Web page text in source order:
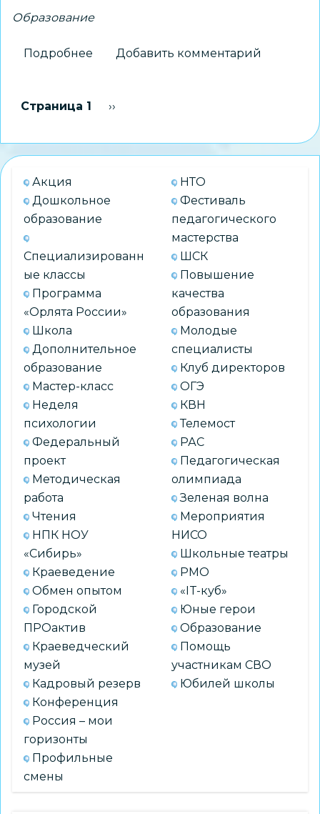
Образование
Подробнее
ребенку
в
Советы
специалиста
Добавить комментарий
Нумерация
Страница 1 Следующая страница
››
Акция
Дошкольное
образование
Специализированн
ые классы
Программа
«Орлята России»
Школа
Дополнительное
образование
Мастер-класс
Неделя
психологии
Федеральный
проект
Методическая
работа
Чтения
НПК НОУ
«Сибирь»
Краеведение
Обмен опытом
Городской
ПРОактив
Краеведческий
музей
Кадровый резерв
Конференция
Россия – мои
горизонты
Профильные
смены
НТО
Фестиваль
педагогического
мастерства
ШСК
Повышение
качества
образования
Молодые
специалисты
Клуб директоров
ОГЭ
КВН
Телемост
РАС
Педагогическая
олимпиада
Зеленая волна
Мероприятия
НИСО
Школьные театры
РМО
«IT-куб»
Юные герои
Образование
Помощь
участникам СВО
Юбилей школы